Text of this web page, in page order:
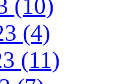
(10)
(4)
(11)